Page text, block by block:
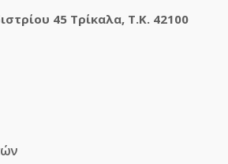
45 Τρίκαλα, Τ.Κ. 42100